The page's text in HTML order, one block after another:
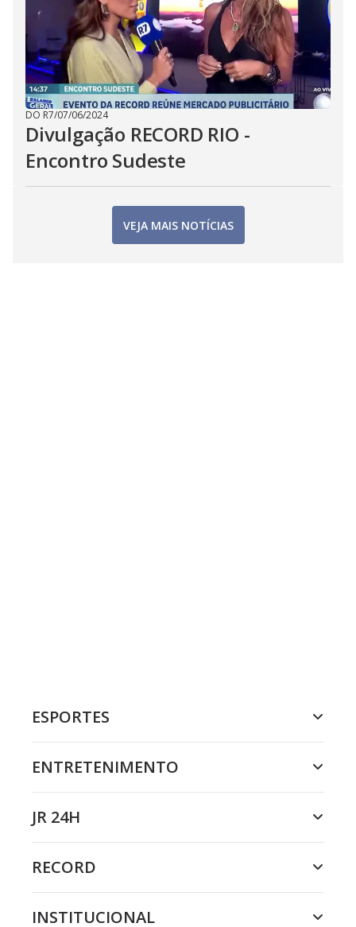
DO R7/07/06/2024
Divulgação RECORD RIO -
Encontro Sudeste
VEJA MAIS NOTÍCIAS
ESPORTES
ENTRETENIMENTO
JR 24H
RECORD
INSTITUCIONAL